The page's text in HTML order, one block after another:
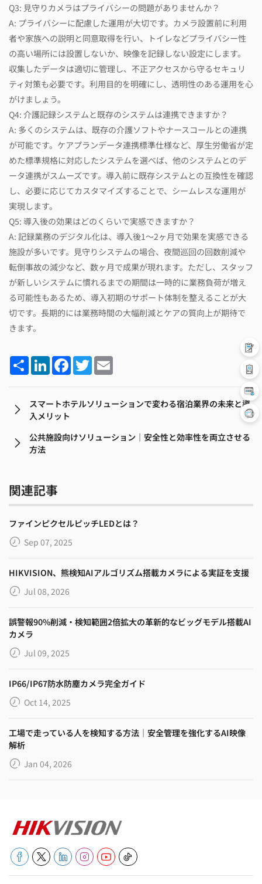
Q3: 見守りカメラはプライバシーの問題がありませんか？
A: プライバシーに配慮した運用が大切です。カメラ設置前に利用
者や家族への説明と同意取得を行い、トイレなどプライバシー性
の高い場所には設置しないか、映像を記録しない設定にします。
収集したデータは適切に管理し、不正アクセスから守るセキュリ
ティ対策も必要です。利用目的を明確にし、透明性のある運用を心
がけましょう。
Q4: 介護記録システムと既存のシステムは連携できますか？
A: 多くのシステムは、既存の介護ソフトやナースコールとの連携
が可能です。ケアプランデータ連携標準仕様など、厚生労働省が定
めた標準規格に対応したシステムを選べば、他のシステムとのデ
ータ連携がスムーズです。導入前に既存システムとの互換性を確認
し、必要に応じてカスタマイズすることで、シームレスな運用が
実現します。
Q5: 導入後の効果はどのくらいで実感できますか？
A: 記録業務のデジタル化は、導入後1～2ヶ月で効果を実感できる
施設が多いです。見守りシステムの場合、夜間巡回の回数削減や
転倒事故の減少など、数ヶ月で成果が現れます。ただし、スタッフ
が新しいシステムに慣れるまでの期間は一時的に業務負荷が増え
る可能性もあるため、導入初期のサポート体制を整えることが大
切です。長期的には業務時間の大幅削減とケアの質向上が期待で
きます。
ShareLinkedInFacebook
Twitter
スマートホテルソリューションで変わる宿泊業界の未来と導
入メリット
公共施設向けソリューション｜安全性と効率性を両立させる
方法
関連記事
ファインピクセルピッチLEDとは？
Sep 07, 2025
HIKVISION、熊検知AIアルゴリズム搭載カメラによる実証を支援
Jul 08, 2026
誤警報90%削減・検知範囲2倍拡大の革新的なビッグモデル搭載AI
カメラ
Jul 09, 2025
IP66/IP67防水防塵カメラ完全ガイド
Oct 14, 2025
工場で走っている人を検知する方法｜安全管理を強化するAI映像
解析
Jan 04, 2026